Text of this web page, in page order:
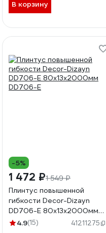
В корзину
-5%
1 472 ₽1 549 ₽
Плинтус повышенной
гибкости Decor-Dizayn
DD706-Е 80х13x2000мм
DD706-E
4.9(15) 41211275